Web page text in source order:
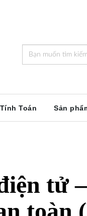
Tính Toán Sản
tử